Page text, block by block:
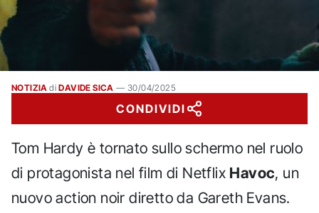
NOTIZIA di DAVIDE SICA —30/04/2025
CONDIVIDI
Tom Hardy è tornato sullo schermo nel ruolo
di protagonista nel film di Netflix Havoc, un
nuovo action noir diretto da Gareth Evans.